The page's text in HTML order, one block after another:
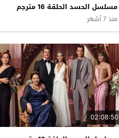
مسلسل الحسد الحلقة 16 مترجم
منذ 7 أشهر
02:08:50